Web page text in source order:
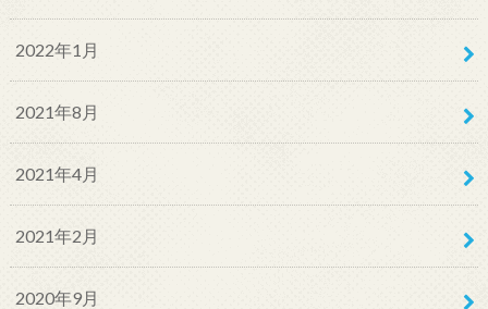
2022年1月
2021年8月
2021年4月
2021年2月
2020年9月